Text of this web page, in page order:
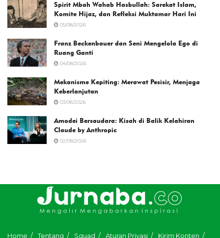
Spirit Mbah Wahab Hasbullah: Sarekat Islam,
Komite Hijaz, dan Refleksi Muktamar Hari Ini
05/08/2026
Franz Beckenbauer dan Seni Mengelola Ego di
Ruang Ganti
04/08/2026
Mekanisme Kepiting: Merawat Pesisir, Menjaga
Keberlanjutan
03/08/2026
Amodei Bersaudara: Kisah di Balik Kelahiran
Claude by Anthropic
02/08/2026
Home Tentang Squad Aturan Privasi Kirim Konten